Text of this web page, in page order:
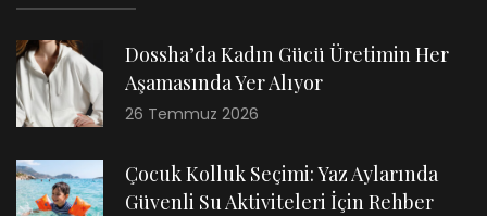
Dossha’da Kadın Gücü Üretimin Her
Aşamasında Yer Alıyor
26 Temmuz 2026
Çocuk Kolluk Seçimi: Yaz Aylarında
Güvenli Su Aktiviteleri İçin Rehber